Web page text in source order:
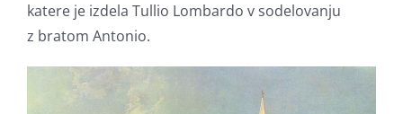
katere je izdela Tullio Lombardo v sodelovanju
z bratom Antonio.